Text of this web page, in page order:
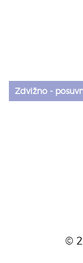
Zdvižno -
©